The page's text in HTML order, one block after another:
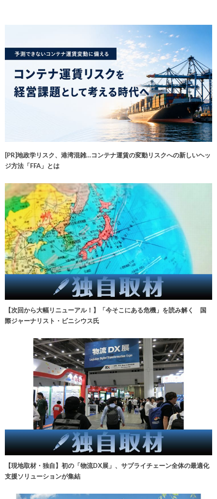
[PR]地政学リスク、港湾混雑…コンテナ運賃の変動リスクへの新しいヘッ
ジ方法「FFA」とは
【次回から大幅リニューアル！】「今そこにある危機」を読み解く 国
際ジャーナリスト・ビニシウス氏
【現地取材・独自】初の「物流DX展」、サプライチェーン全体の最適化
支援ソリューションが集結